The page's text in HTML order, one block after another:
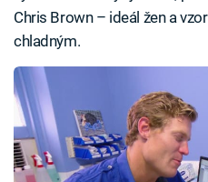
Chris Brown – ideál žen a
chladným.